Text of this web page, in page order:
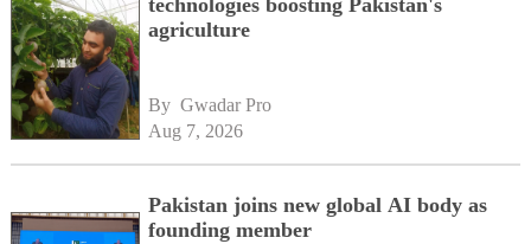
technologies boosting Pakistan's
agriculture
By Gwadar Pro
Aug 7, 2026
Pakistan joins new global AI body as
founding member